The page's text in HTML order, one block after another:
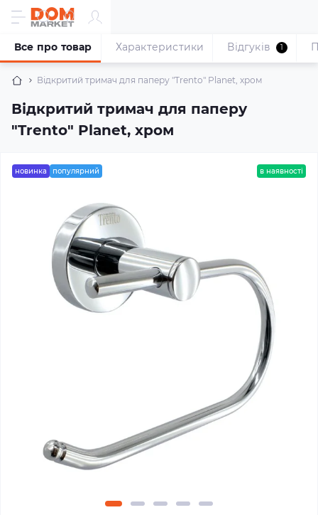
Відкритий тримач для паперу "Trento" Planet, хром
Відкритий тримач для паперу
"Trento" Planet, хром
Все про товар Характеристики Відгуків 1
новинка популярний в наявності